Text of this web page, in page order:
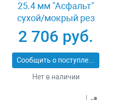
25.4 мм "Асфальт"
сухой/мокрый рез
Сибртех 731013
2 706 руб.
Сообщить о поступлении
Нет в наличии